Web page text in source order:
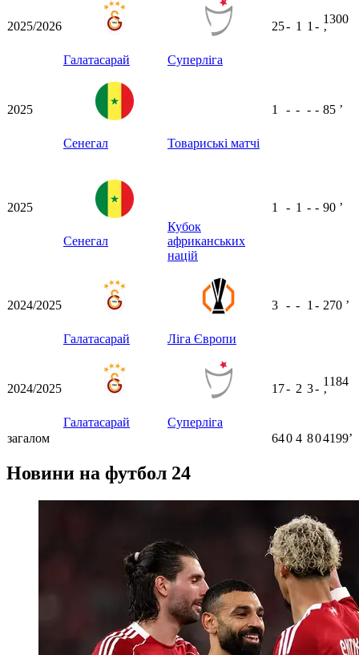
2025/2026
Галатасарай Суперліга
25- 1 1 -
1300
ʼ
2025
Сенегал Товариські матчі
1 - - - - 85 ʼ
2025
Сенегал
Кубок
африканських
націй
1 - 1 - - 90 ʼ
2024/2025
Галатасарай Ліга Європи
3 - - 1 - 270 ʼ
2024/2025
Галатасарай Суперліга
17- 2 3-
1184
ʼ
загалом 640 4 804199ʼ
Новини на футбол 24